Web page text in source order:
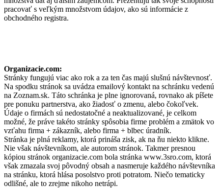
pracovať s veľkým množstvom údajov, ako sú informácie z
obchodného registra.
Organizacie.com:
Stránky fungujú viac ako rok a za ten čas majú slušnú návštevnosť.
Na spodku stránok sa uvádza emailový kontakt na schránku vedenú
na Zoznam.sk. Táto schránka je plne ignorovaná, rovnako ak píšete
pre ponuku partnerstva, ako žiadosť o zmenu, alebo čokoľvek.
Údaje o firmách sú nedostatočné a neaktualizované, je celkom
možné, že práve takéto stránky spôsobia firme problém a zmätok vo
vzťahu firma + zákazník, alebo firma + blbec úradník.
Stránka je plná reklamy, ktorá prináša zisk, ak na ňu niekto klikne.
Nie však návštevníkom, ale autorom stránok. Takmer presnou
kópiou stránok organizacie.com bola stránka www.3sro.com, ktorá
však zmazala svoj pôvodný obsah a nasmeruje každého návštevníka
na stránku, ktorá hlása posolstvo proti potratom. Niečo tematicky
odlišné, ale to zrejme nikoho netrápi.